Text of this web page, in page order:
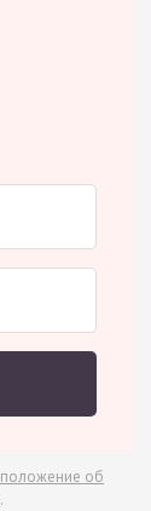
положение об
.